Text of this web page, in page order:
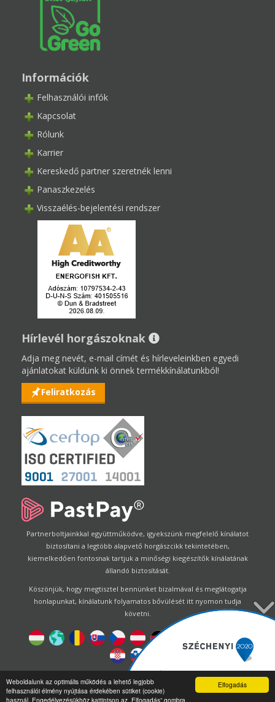
Elfogadás
Weboldalunk az optimális működés a lehető legjobb
felhasználói élmény nyújtása érdekében sütiket (cookie)
használ. Engedélyezésükhöz kattintson az „Elfogadás” gombra.
Információk
Felhasználói infók
Kapcsolat
Rólunk
Karrier
Kereskedő partner szeretnék lenni
Panaszkezelés
Visszaélés-bejelentési rendszer
Hírlevél horgászoknak
Adja meg nevét, e-mail címét és hírleveleinkben egyedi
ajánlatokat küldünk ki önnek termékkínálatunkból!
Feliratkozás
Partnerboltjainkkal együttműködve, igyekszünk megfelelő kínálatot
biztosítani a legtöbb alapvető horgászcikk tekintetében,
kiemelkedően fontosnak tartjuk a minőségi kiegészítők kínálatának
állandó biztosítását.
Köszönjük, hogy megtisztel bennünket bizalmával és meglátogatja
honlapunkat, kínálatunk folyamatos bővülését itt nyomon tudja
követni.
Designed by Energofish Kft
Oldalmotor:CWBbyGloobus Software Developement|